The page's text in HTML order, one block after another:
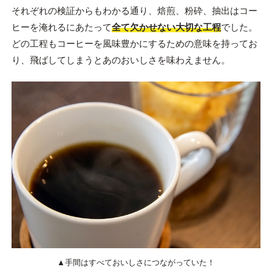
それぞれの検証からもわかる通り、焙煎、粉砕、抽出はコー
ヒーを淹れるにあたって全て欠かせない大切な工程でした。
どの工程もコーヒーを風味豊かにするための意味を持ってお
り、飛ばしてしまうとあのおいしさを味わえません。
▲手間はすべておいしさにつながっていた！